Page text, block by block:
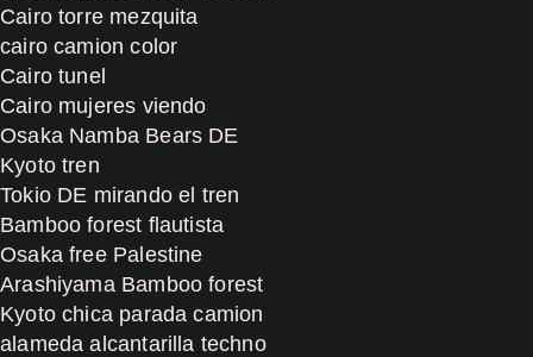
Cairo torre mezquita
cairo camion color
Cairo tunel
Cairo mujeres viendo
Osaka Namba Bears DE
Kyoto tren
Tokio DE mirando el tren
Bamboo forest flautista
Osaka free Palestine
Arashiyama Bamboo forest
Kyoto chica parada camion
alameda alcantarilla techno